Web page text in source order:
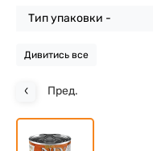
Тип упаковки -
Дивитись все
Пред.